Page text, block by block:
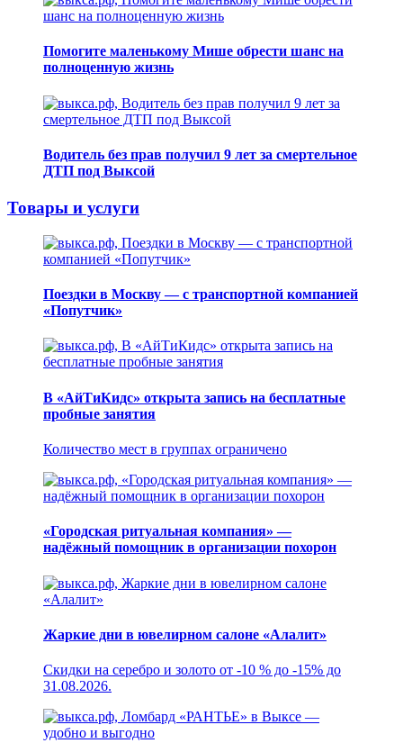
Помогите маленькому Мише обрести шанс на
полноценную жизнь
Водитель без прав получил 9 лет за смертельное
ДТП под Выксой
Товары и услуги
Поездки в Москву — с транспортной компанией
«Попутчик»
В «АйТиКидс» открыта запись на бесплатные
пробные занятия
Количество мест в группах ограничено
«Городская ритуальная компания» —
надёжный помощник в организации похорон
Жаркие дни в ювелирном салоне «Алалит»
Скидки на серебро и золото от -10 % до -15% до
31.08.2026.